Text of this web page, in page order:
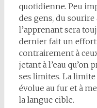
quotidienne. Peu
des gens, du sourire
l’apprenant sera
dernier fait un
contrairement à
jetant à l’eau qu’on
ses limites. La
évolue au fur et à
la langue cible.